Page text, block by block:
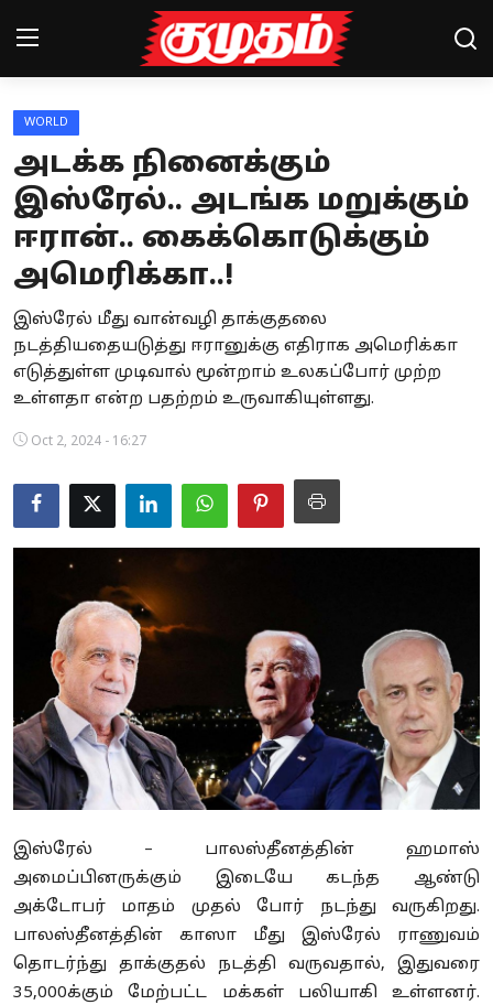
Home
Magazines
Games
Cinema
Videos
Health
Sports
Special Story
Business
Tamilnadu
National
World
Astrology
Weather
Politics
WORLD
அடக்க நினைக்கும்
இஸ்ரேல்.. அடங்க மறுக்கும்
ஈரான்.. கைக்கொடுக்கும்
அமெரிக்கா..!
இஸ்ரேல் மீது வான்வழி தாக்குதலை
நடத்தியதையடுத்து ஈரானுக்கு எதிராக அமெரிக்கா
எடுத்துள்ள முடிவால் மூன்றாம் உலகப்போர் முற்ற
உள்ளதா என்ற பதற்றம் உருவாகியுள்ளது.
Oct 2, 2024 - 16:27
இஸ்ரேல் – பாலஸ்தீனத்தின் ஹமாஸ்
அமைப்பினருக்கும் இடையே கடந்த ஆண்டு
அக்டோபர் மாதம் முதல் போர் நடந்து வருகிறது.
பாலஸ்தீனத்தின் காஸா மீது இஸ்ரேல் ராணுவம்
தொடர்ந்து தாக்குதல் நடத்தி வருவதால், இதுவரை
35,000க்கும் மேற்பட்ட மக்கள் பலியாகி உள்ளனர்.